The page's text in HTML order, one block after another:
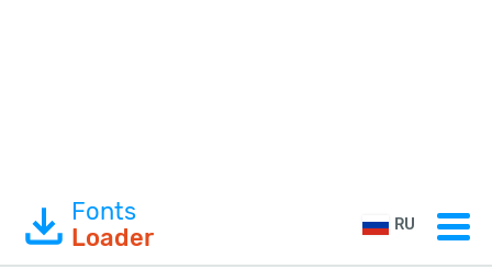
Fonts
Loader
RU